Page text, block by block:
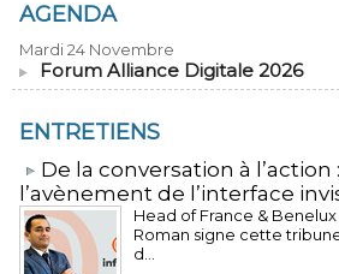
AGENDA
Mardi 24 Novembre
Forum Alliance Digitale 2026
ENTRETIENS
​De la conversation à l’action
l’avènement de l’interface
Head of France &
Roman signe cette
d...